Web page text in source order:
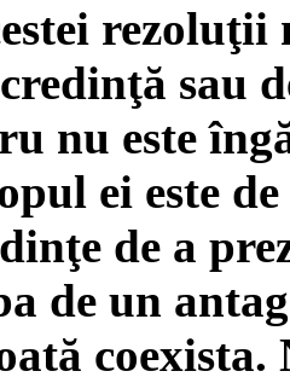
rezoluţii
sau
nu este
ei este
de a
de un